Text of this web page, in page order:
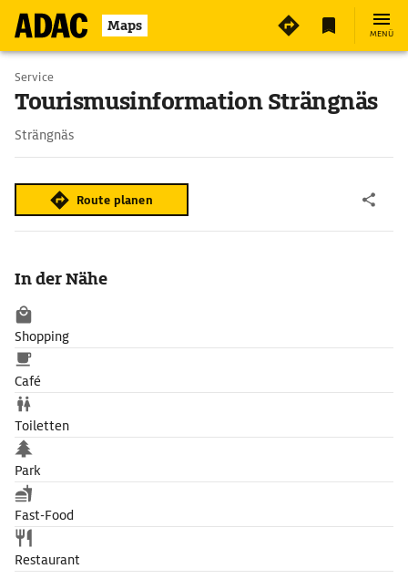
Maps MENÜ
Service
Tourismusinformation Strängnäs
Strängnäs
Route planen
In der Nähe
Shopping
Café
Toiletten
Park
Fast-Food
Restaurant